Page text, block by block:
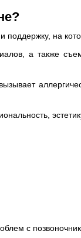
поддержку, на
а также
с